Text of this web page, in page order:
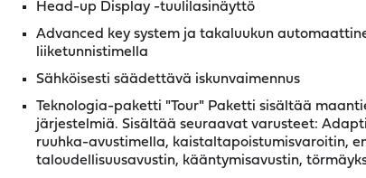
Head-up Display -tuulilasinäyttö
Advanced key system ja takaluukun
liiketunnistimella
Sähköisesti säädettävä iskunvaimennus
Teknologia-paketti "Tour" Paketti sisältää
järjestelmiä. Sisältää seuraavat varusteet:
ruuhka-avustimella, kaistaltapoistumisvaroitin,
taloudellisuusavustin, kääntymisavustin,